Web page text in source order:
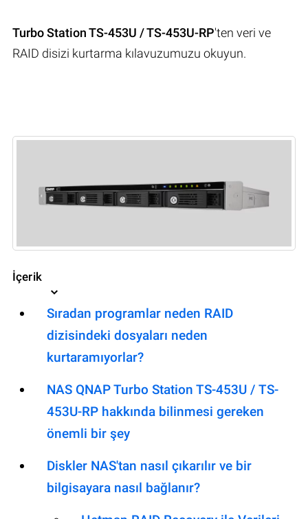
Turbo Station TS-453U / TS-453U-RP'ten veri ve
RAID disizi kurtarma kılavuzumuzu okuyun.
İçerik
Sıradan programlar neden RAID
dizisindeki dosyaları neden
kurtaramıyorlar?
NAS QNAP Turbo Station TS-453U / TS-
453U-RP hakkında bilinmesi gereken
önemli bir şey
Diskler NAS'tan nasıl çıkarılır ve bir
bilgisayara nasıl bağlanır?